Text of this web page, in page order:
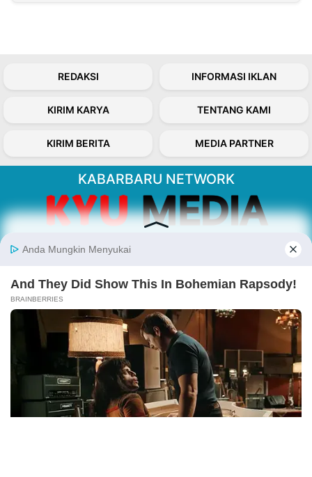
REDAKSI INFORMASI IKLAN
KIRIM KARYA TENTANG KAMI
KIRIM BERITA MEDIA PARTNER
KABARBARU NETWORK
Kabarbaru.co menyajikan berita aktual dan
serta terverifikasi dari sumber yang tepat.
Follow Kabarbaru